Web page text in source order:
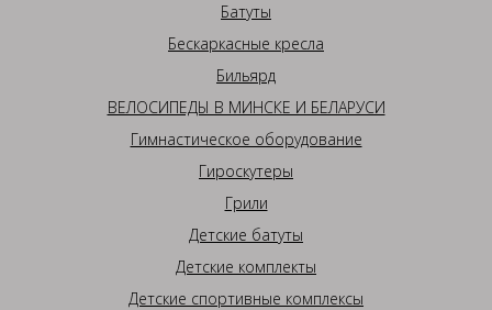
Батуты
Бескаркасные кресла
Бильярд
ВЕЛОСИПЕДЫ В МИНСКЕ И БЕЛАРУСИ
Гимнастическое оборудование
Гироскутеры
Грили
Детские батуты
Детские комплекты
Детские спортивные комплексы